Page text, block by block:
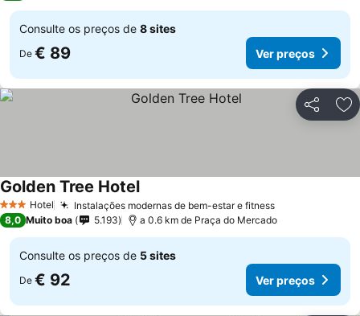
Consulte os preços de 8 sites
De € 89 Ver preços
Partilhar
3 EstrelasHotel Instalações modernas de bem-estar e fitness
Golden Tree Hotel
8,0 Muito boa 5.193 a 0.6 km de Praça do Mercado
Consulte os preços de 5 sites
De € 92 Ver preços